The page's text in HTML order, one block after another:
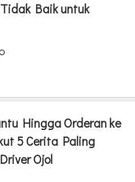
Baik untuk
Hingga Orderan ke
5 Cerita Paling
Ojol